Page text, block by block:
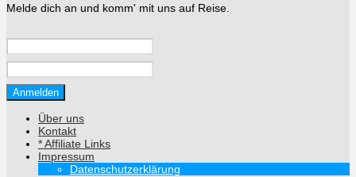
Melde dich an und komm' mit uns auf Reise.
Über uns
Kontakt
* Affiliate Links
Impressum
Datenschutzerklärung